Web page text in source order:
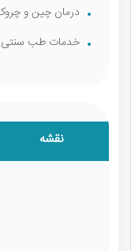
درمان چین و
خدمات طب
نقشه